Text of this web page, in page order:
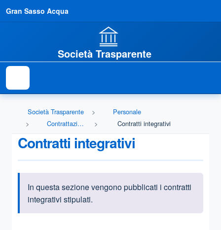
Gran Sasso Acqua
Società Trasparente
Società Trasparente
Personale
Contrattazione integrativa
Contratti integrativi
Contratti integrativi
Informazioni introduttive
In questa sezione vengono pubblicati i contratti
integrativi stipulati.